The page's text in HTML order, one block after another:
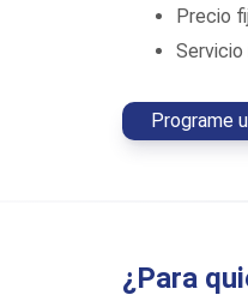
Precio
Servicio
Programe
¿Para